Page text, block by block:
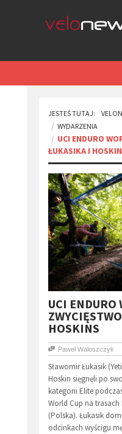
JESTEŚ TUTAJ:
WYDARZENIA
​UCI ENDURO
ŁUKASIKA I
​UCI ENDURO
HOSKINS
Paweł Waloszczyk
Sławomir Łukasik
Hoskin sięgnęli po
kategorii Elite
World Cup na trasach
(Polska). Łukasik
odcinkach wyścigu